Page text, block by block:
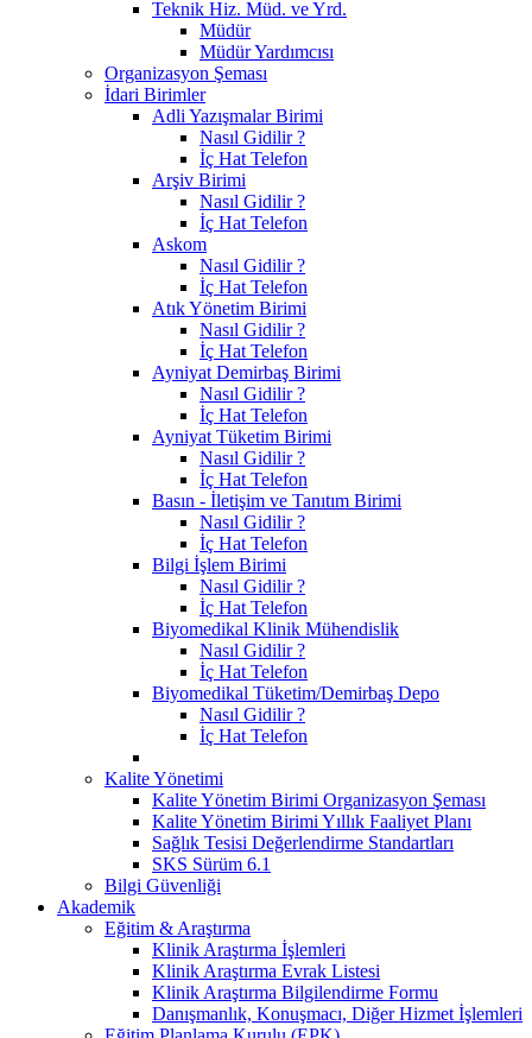
Teknik Hiz. Müd. ve Yrd.
Müdür
Müdür Yardımcısı
Organizasyon Şeması
İdari Birimler
Adli Yazışmalar Birimi
Nasıl Gidilir ?
İç Hat Telefon
Arşiv Birimi
Nasıl Gidilir ?
İç Hat Telefon
Askom
Nasıl Gidilir ?
İç Hat Telefon
Atık Yönetim Birimi
Nasıl Gidilir ?
İç Hat Telefon
Ayniyat Demirbaş Birimi
Nasıl Gidilir ?
İç Hat Telefon
Ayniyat Tüketim Birimi
Nasıl Gidilir ?
İç Hat Telefon
Basın - İletişim ve Tanıtım Birimi
Nasıl Gidilir ?
İç Hat Telefon
Bilgi İşlem Birimi
Nasıl Gidilir ?
İç Hat Telefon
Biyomedikal Klinik Mühendislik
Nasıl Gidilir ?
İç Hat Telefon
Biyomedikal Tüketim/Demirbaş Depo
Nasıl Gidilir ?
İç Hat Telefon
Kalite Yönetimi
Kalite Yönetim Birimi Organizasyon Şeması
Kalite Yönetim Birimi Yıllık Faaliyet Planı
Sağlık Tesisi Değerlendirme Standartları
SKS Sürüm 6.1
Bilgi Güvenliği
Akademik
Eğitim & Araştırma
Klinik Araştırma İşlemleri
Klinik Araştırma Evrak Listesi
Klinik Araştırma Bilgilendirme Formu
Danışmanlık, Konuşmacı, Diğer Hizmet İşlemleri